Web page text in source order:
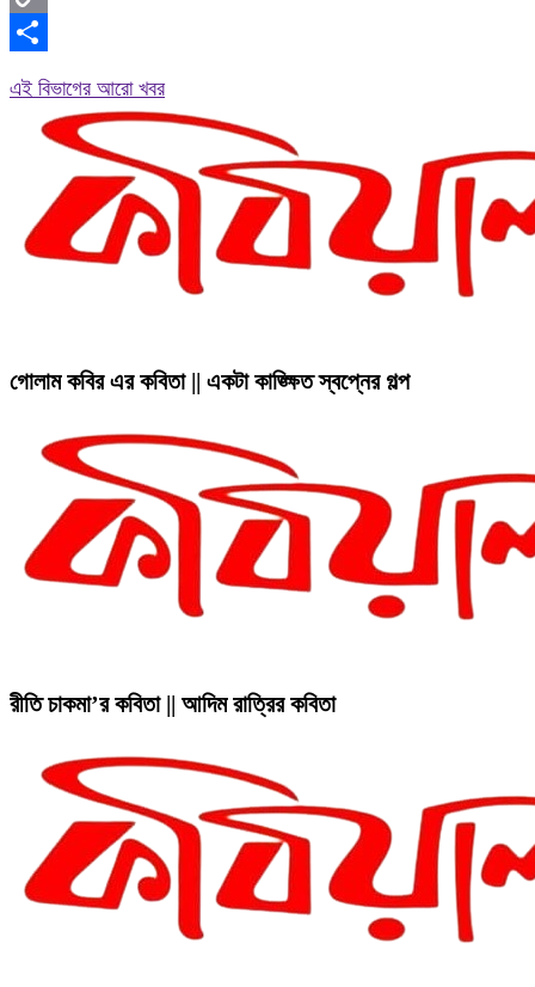
Copy
এই বিভাগের আরো খবর
গোলাম কবির এর কবিতা || একটা কাঙ্ক্ষিত স্বপ্নের গল্প
রীতি চাকমা’র কবিতা || আদিম রাত্রির কবিতা